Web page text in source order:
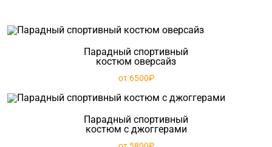
Парадный спортивный
костюм оверсайз
от 6500₽
Парадный спортивный
костюм с джоггерами